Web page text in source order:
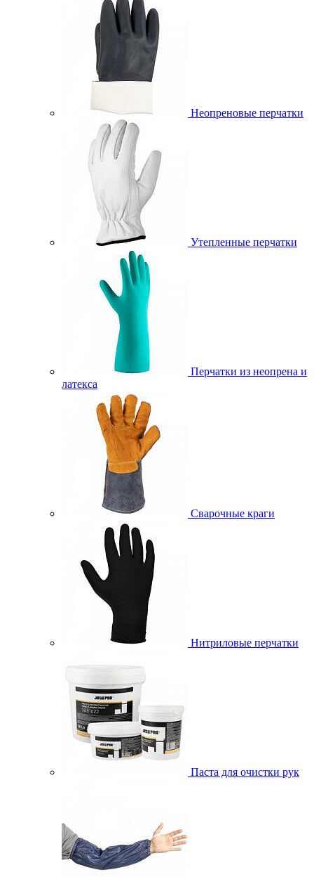
Неопреновые перчатки
Утепленные перчатки
Перчатки из неопрена и
латекса
Сварочные краги
Нитриловые перчатки
Паста для очистки рук